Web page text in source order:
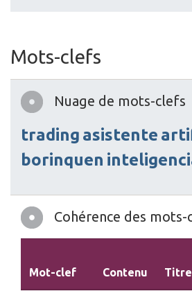
Mots-clefs
Nuage de mots-clefs
trading asistente
borinquen
Cohérence des mots-
Mot-clef Contenu Titre